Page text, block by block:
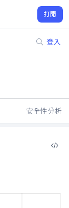
打開
登入
安全性分析